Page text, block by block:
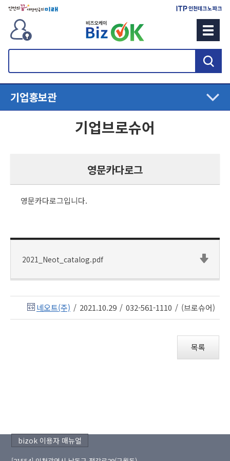
검
기업홍보관
기업브로슈어
영문카다로그
영문카다로그입니다.
2021_Neot_catalog.pdf
네오트(주) / 2021.10.29 / 032-561-1110 / (브로슈어)
목록
bizok 이용자 매뉴얼